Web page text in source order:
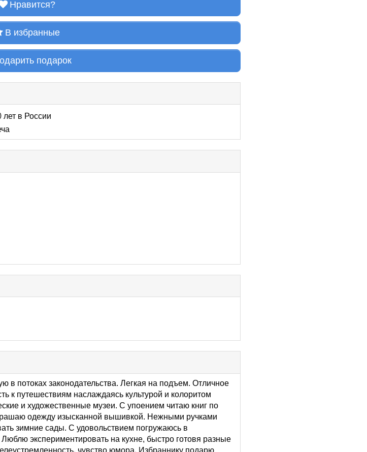
Нравится?
В избранные
подарок
лет в России
в потоках законодательства. Легкая на подъем. Отличное
к путешествиям наслаждаясь культурой и колоритом
и художественные музеи. С упоением читаю книг по
одежду изысканной вышивкой. Нежными ручками
зимние сады. С удовольствием погружаюсь в
экспериментировать на кухне, быстро готовя разные
чувство юмора. Избраннику подарю